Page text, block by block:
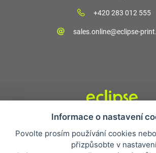
+420 283 012 555
sales.online@eclipse-
Obchodní podmínky
Nejčastější otázky
Ochrana osobních údajů
Informace o nastavení
Povolte prosím používání cookies
přizpůsobte v